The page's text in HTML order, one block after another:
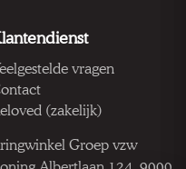
vragen
(zakelijk)
Groep vzw